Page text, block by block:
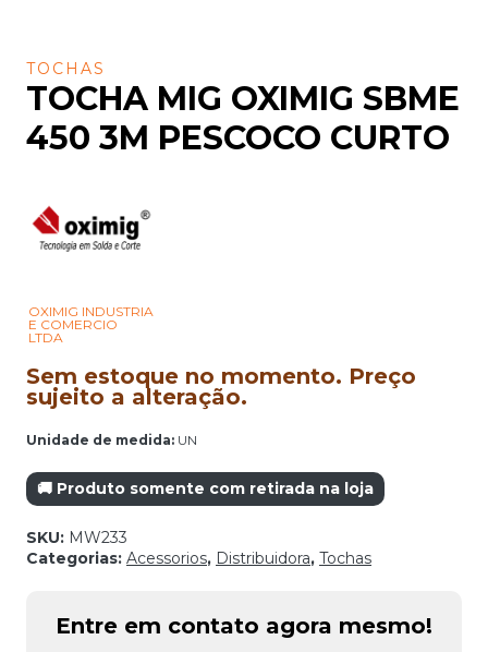
TOCHAS
TOCHA MIG OXIMIG SBME
450 3M PESCOCO CURTO
OXIMIG INDUSTRIA
E COMERCIO
LTDA
Sem estoque no momento. Preço
sujeito a alteração.
Unidade de medida: UN
🚚 Produto somente com retirada na loja
SKU: MW233
Categorias: Acessorios, Distribuidora, Tochas
Entre em contato agora mesmo!